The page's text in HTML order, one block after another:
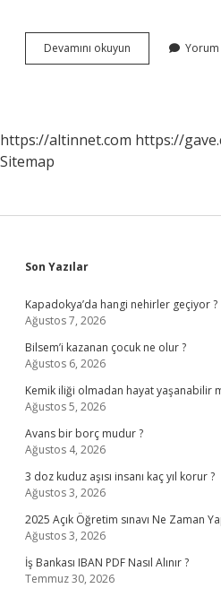
Devamını okuyun
Ekonomi
Yorum
https://altinnet.com https://
Sitemap
Sidebar
Son Yazılar
Kapadokya’da hangi nehirler geçiyor ?
Ağustos 7, 2026
Bilsem’i kazanan çocuk ne olur ?
Ağustos 6, 2026
Kemik iliği olmadan hayat yaşanabilir
Ağustos 5, 2026
Avans bir borç mudur ?
Ağustos 4, 2026
3 doz kuduz aşısı insanı kaç yıl korur ?
Ağustos 3, 2026
2025 Açık Öğretim sınavı Ne Zaman
Ağustos 3, 2026
İş Bankası IBAN PDF Nasıl Alınır ?
Temmuz 30, 2026